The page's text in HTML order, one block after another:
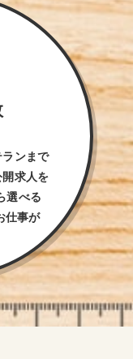
ンまで
求人を
選べる
仕事が